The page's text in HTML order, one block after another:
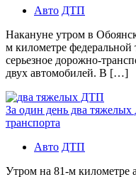
Авто ДТП
Накануне утром в
м километре
серьезное дорожно-
двух автомобилей. В […]
За один день два
транспорта
Авто ДТП
Утром на 81-м